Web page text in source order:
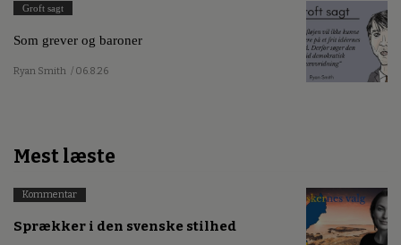
Groft sagt
Som grever og baroner
Ryan Smith / 06.8.26
Mest læste
Kommentar
Sprækker i den svenske stilhed